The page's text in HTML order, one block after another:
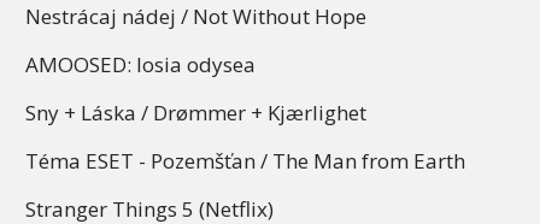
Nestrácaj nádej / Not Without Hope
AMOOSED: losia odysea
Sny + Láska / Drømmer + Kjærlighet
Téma ESET - Pozemšťan / The Man from Earth
Stranger Things 5 (Netflix)